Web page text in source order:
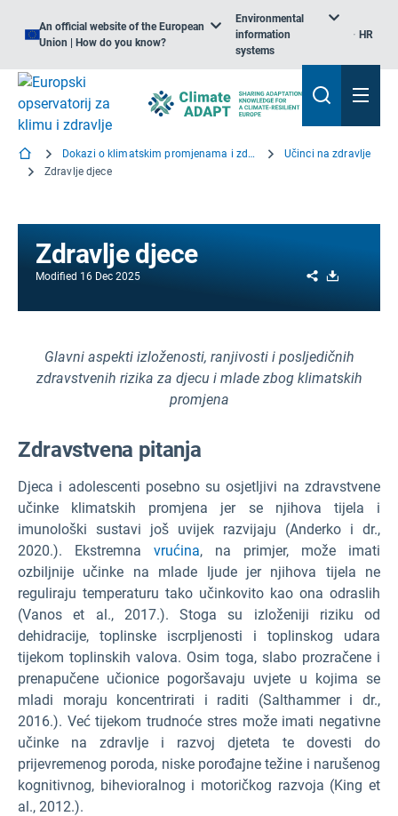
An official website of the European
Union | How do you know?
Environmental
information
systems
HR
Dokazi o klimatskim promjenama i zdravlju
Učinci na zdravlje
Zdravlje djece
Zdravlje djece
Modified 16 Dec 2025 Share
Glavni aspekti izloženosti, ranjivosti i posljedičnih
zdravstvenih rizika za djecu i mlade zbog klimatskih
promjena
Zdravstvena pitanja
Djeca i adolescenti posebno su osjetljivi na zdravstvene
učinke klimatskih promjena jer se njihova tijela i
imunološki sustavi još uvijek razvijaju (Anderko i dr.,
2020.). Ekstremna vrućina, na primjer, može imati
ozbiljnije učinke na mlade ljude jer njihova tijela ne
reguliraju temperaturu tako učinkovito kao ona odraslih
(Vanos et al., 2017.). Stoga su izloženiji riziku od
dehidracije, toplinske iscrpljenosti i toplinskog udara
tijekom toplinskih valova. Osim toga, slabo prozračene i
prenapučene učionice pogoršavaju uvjete u kojima se
mladi moraju koncentrirati i raditi (Salthammer i dr.,
2016.). Već tijekom trudnoće stres može imati negativne
učinke na zdravlje i razvoj djeteta te dovesti do
prijevremenog poroda, niske porođajne težine i narušenog
kognitivnog, bihevioralnog i motoričkog razvoja (King et
al., 2012.).